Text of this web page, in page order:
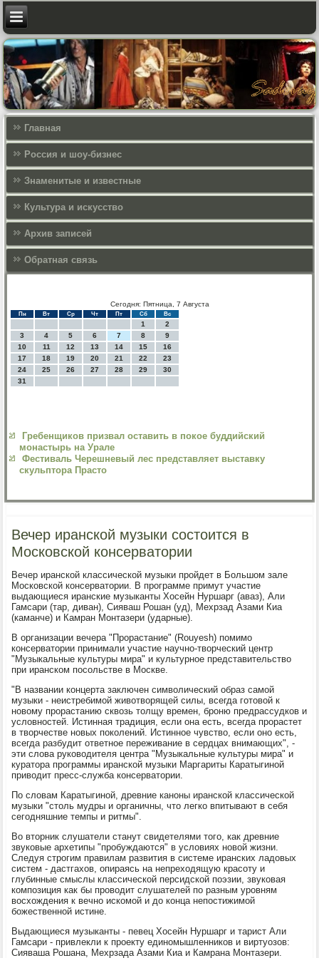
Главная
Россия и шоу-бизнес
Знаменитые и известные
Культура и искусcтво
Архив записей
Обратная связь
Сегодня: Пятница, 7 Августа
Пн Вт Ср Чт Пт Сб Вс
1
2
3
4 5 6 7 8
9
10
11 12 13 14 15
16
17
18 19 20 21 22
23
24
25 26 27 28 29
30
31
Гребенщиков призвал оставить в покое буддийский
монастырь на Урале
Фестиваль Черешневый лес представляет выставку
скульптора Прасто
Вечер иранской музыки состоится в
Московской консерватории
Вечер иранской классической музыки пройдет в Большом зале
Московской консерватории. В программе примут участие
выдающиеся иранские музыканты Хосейн Нуршарг (аваз), Али
Гамсари (тар, диван), Сияваш Рошан (уд), Мехрзад Азами Киа
(каманче) и Камран Монтазери (ударные).
В организации вечера "Прорастание" (Rouyesh) помимо
консерватории принимали участие научно-творческий центр
"Музыкальные культуры мира" и культурное представительство
при иранском посольстве в Москве.
"В названии концерта заключен символический образ самой
музыки - неистребимой животворящей силы, всегда готовой к
новому прорастанию сквозь толщу времен, броню предрассудков и
условностей. Истинная традиция, если она есть, всегда прорастет
в творчестве новых поколений. Истинное чувство, если оно есть,
всегда разбудит ответное переживание в сердцах внимающих", -
эти слова руководителя центра "Музыкальные культуры мира" и
куратора программы иранской музыки Маргариты Каратыгиной
приводит пресс-служба консерватории.
По словам Каратыгиной, древние каноны иранской классической
музыки "столь мудры и органичны, что легко впитывают в себя
сегодняшние темпы и ритмы".
Во вторник слушатели станут свидетелями того, как древние
звуковые архетипы "пробуждаются" в условиях новой жизни.
Следуя строгим правилам развития в системе иранских ладовых
систем - дастгахов, опираясь на непреходящую красоту и
глубинные смыслы классической персидской поэзии, звуковая
композиция как бы проводит слушателей по разным уровням
восхождения к вечно искомой и до конца непостижимой
божественной истине.
Выдающиеся музыканты - певец Хосейн Нуршарг и тарист Али
Гамсари - привлекли к проекту единомышленников и виртуозов:
Сияваша Рошана, Мехрзада Азами Киа и Камрана Монтазери.